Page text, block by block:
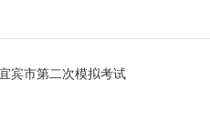
宾市第二次模拟考试